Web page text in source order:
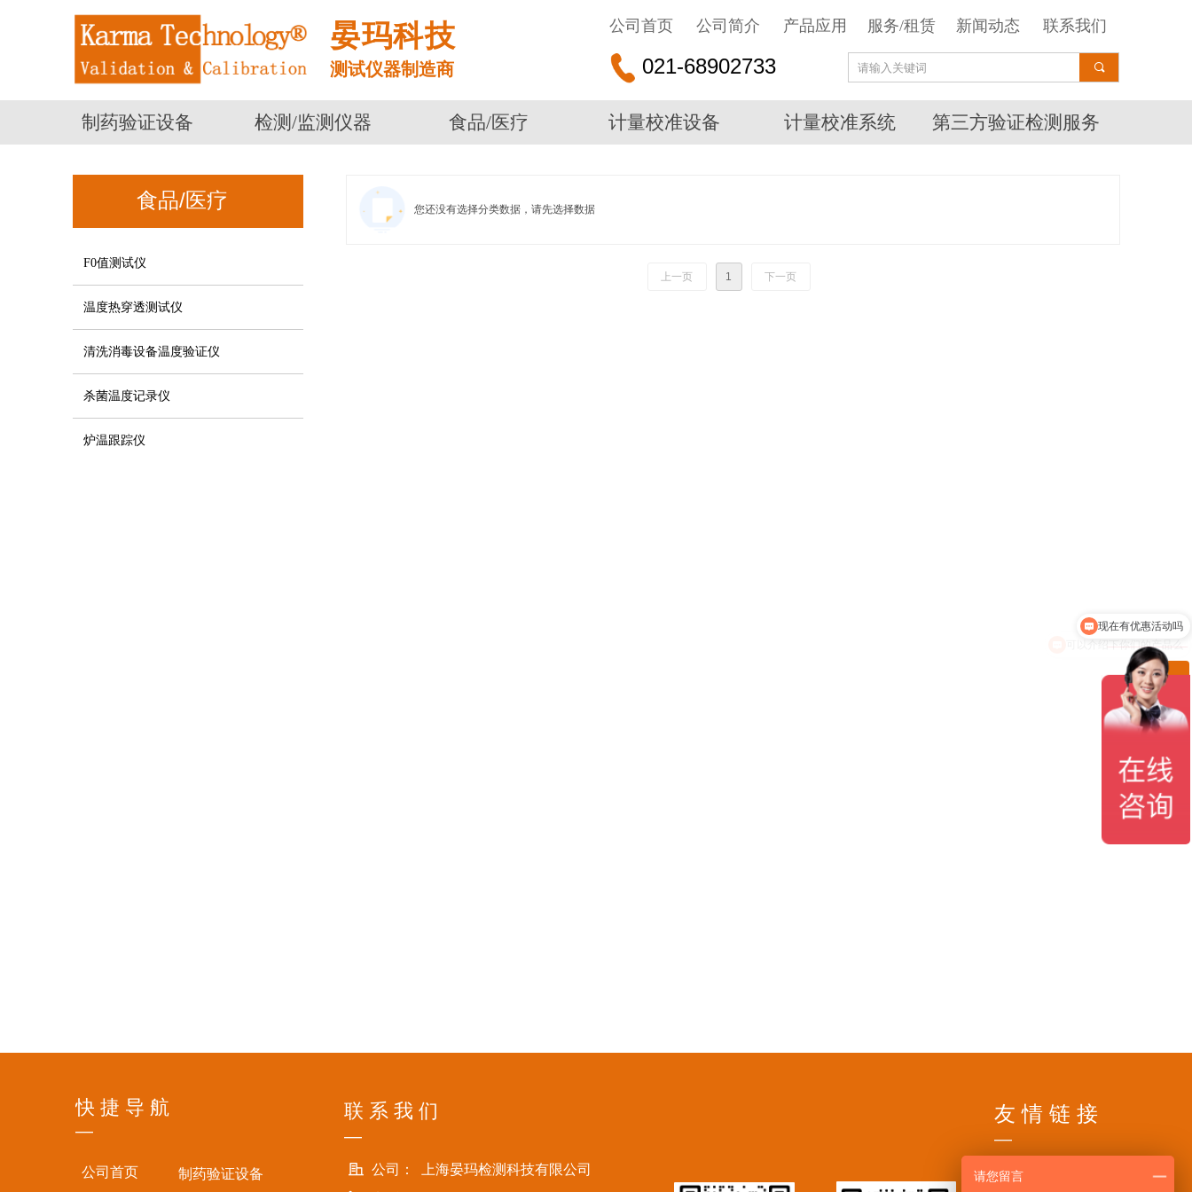
制药验证设备 检测/监测仪器 食品/医疗 计量校准设备 计量校准系统 第三方验证检测服务
끠
021-68902733
公司首页 公司简介 产品应用 服务/租赁 新闻动态 联系我们
晏玛科技
测试仪器制造商
F0值测试仪
温度热穿透测试仪
清洗消毒设备温度验证仪
杀菌温度记录仪
炉温跟踪仪
食品/医疗 您还没有选择分类数据，请先选择数据
上一页 1 下一页
联 系 我 们
—
公司：
上海晏玛检测科技有限公司
快 捷 导 航
—
制药验证设备
公司首页
友 情 链 接
—
ꁸ
18717956695
ꁗ
可以介绍下你们的产品么
请您留言